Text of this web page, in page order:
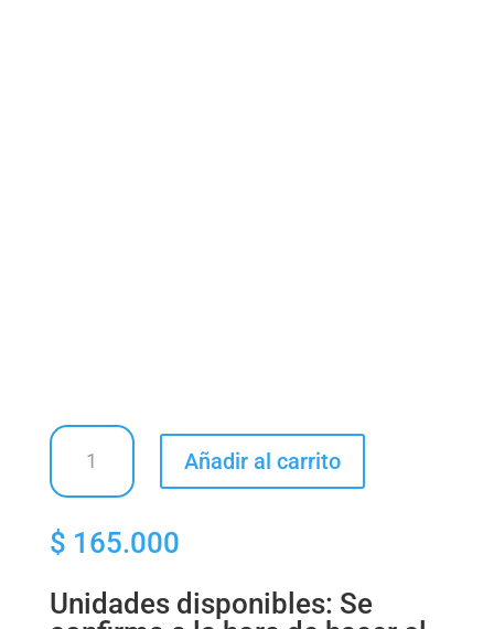
MYSTIC
BALANCE
SHOES-
PARA
cantidad
Añadir al carrito
$ 165.000
Unidades disponibles: Se